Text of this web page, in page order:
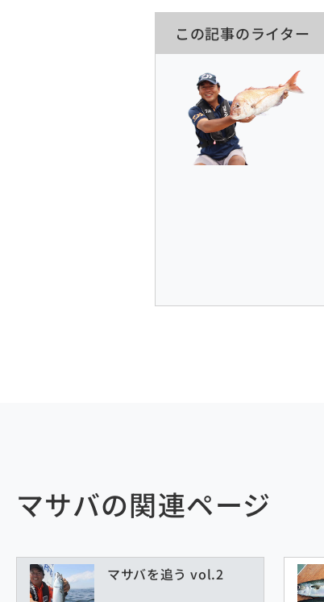
この記事のライター
マサバの関連ページ
マサバを追う vol.2